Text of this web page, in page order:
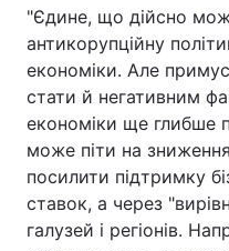
"Єдине, що дійсно
антикорупційну
економіки. Але
стати й негативним
економіки ще глибше
може піти на
посилити підтримку
ставок, а через
галузей і регіонів.